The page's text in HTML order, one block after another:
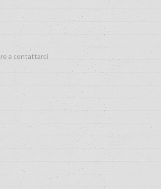
a contattarci